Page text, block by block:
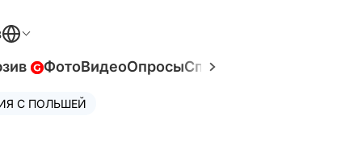
ФотоВидеоОпросыСпецпроекты
С ПОЛЬШЕЙ